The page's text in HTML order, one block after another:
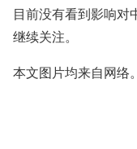
目前没有看到影响对
继续关注。
本文图片均来自网络。